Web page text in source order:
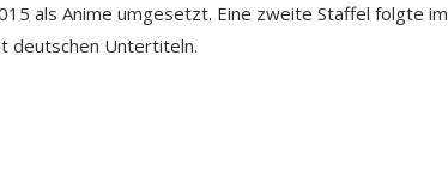
als Anime umgesetzt. Eine zweite Staffel folgte im
deutschen Untertiteln.